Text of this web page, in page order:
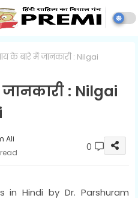
के बारे में जानकारी : Nilgai
: Nilgai
Ali
0
in Hindi by Dr. Parshuram